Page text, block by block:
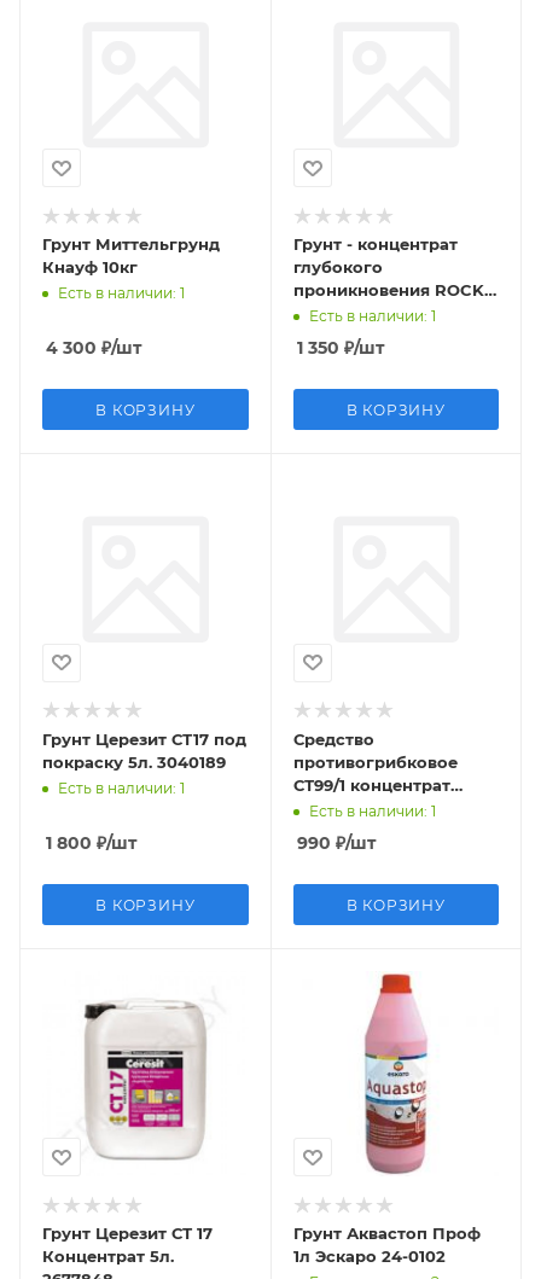
Грунт Миттельгрунд
Кнауф 10кг
Есть в наличии: 1
4 300 ₽/шт
В КОРЗИНУ
Грунт - концентрат
глубокого
проникновения ROCKS
5лЕсть в наличии: 1
1 350 ₽/шт
В КОРЗИНУ
Грунт Церезит СТ17 под
покраску 5л. 3040189
Есть в наличии: 1
1 800 ₽/шт
В КОРЗИНУ
Средство
противогрибковое
СТ99/1 концентрат
1048085
Есть в наличии: 1
990 ₽/шт
В КОРЗИНУ
Грунт Церезит СТ 17
Концентрат 5л.
Грунт Аквастоп Проф
1л Эскаро 24-0102